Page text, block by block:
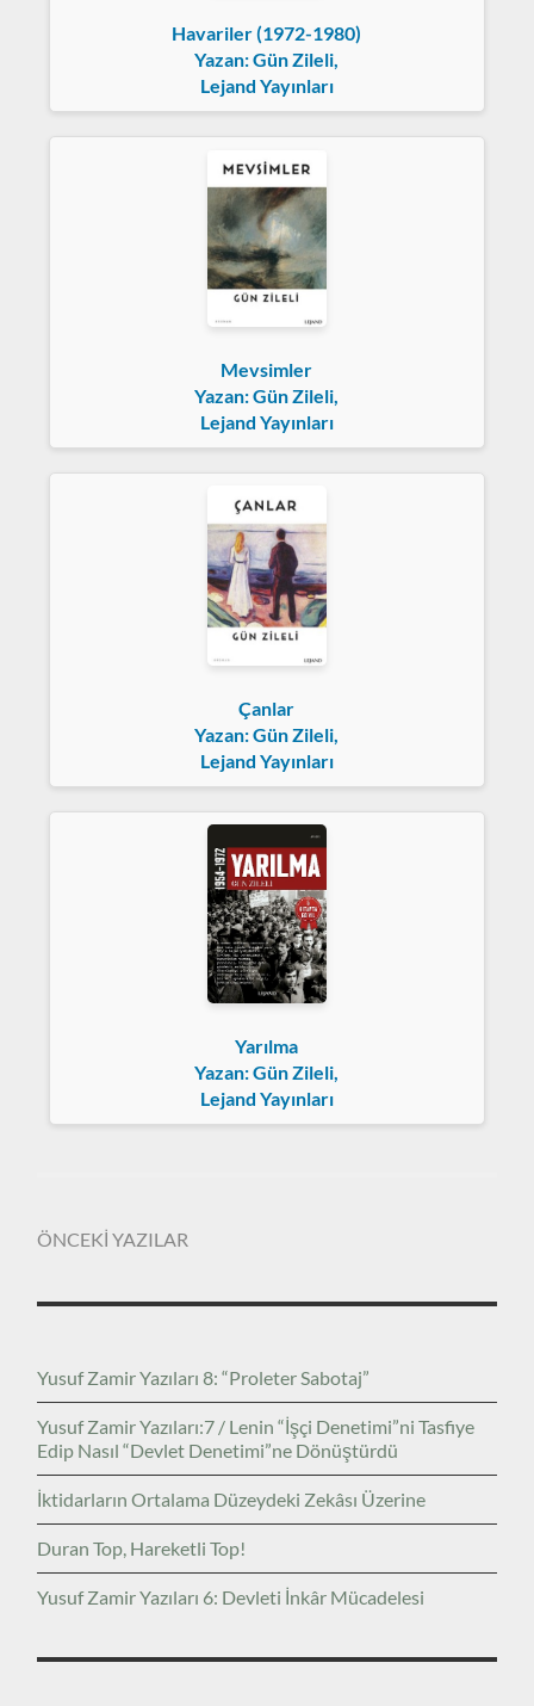
Havariler (1972-1980)
Yazan: Gün Zileli,
Lejand Yayınları
Mevsimler
Yazan: Gün Zileli,
Lejand Yayınları
Çanlar
Yazan: Gün Zileli,
Lejand Yayınları
Yarılma
Yazan: Gün Zileli,
Lejand Yayınları
ÖNCEKİ YAZILAR
Yusuf Zamir Yazıları 8: “Proleter Sabotaj”
Yusuf Zamir Yazıları:7 / Lenin “İşçi Denetimi”ni Tasfiye
Edip Nasıl “Devlet Denetimi”ne Dönüştürdü
İktidarların Ortalama Düzeydeki Zekâsı Üzerine
Duran Top, Hareketli Top!
Yusuf Zamir Yazıları 6: Devleti İnkâr Mücadelesi